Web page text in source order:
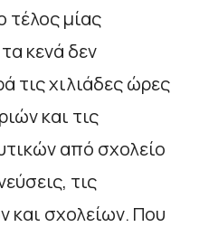
μίας
κενά δεν
τις χιλιάδες ώρες
και τις
από σχολείο
τις
και σχολείων. Που